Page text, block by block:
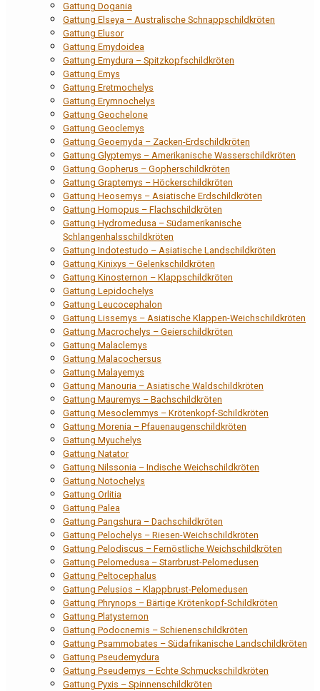
Gattung Dogania
Gattung Elseya – Australische Schnappschildkröten
Gattung Elusor
Gattung Emydoidea
Gattung Emydura – Spitzkopfschildkröten
Gattung Emys
Gattung Eretmochelys
Gattung Erymnochelys
Gattung Geochelone
Gattung Geoclemys
Gattung Geoemyda – Zacken-Erdschildkröten
Gattung Glyptemys – Amerikanische Wasserschildkröten
Gattung Gopherus – Gopherschildkröten
Gattung Graptemys – Höckerschildkröten
Gattung Heosemys – Asiatische Erdschildkröten
Gattung Homopus – Flachschildkröten
Gattung Hydromedusa – Südamerikanische
Schlangenhalsschildkröten
Gattung Indotestudo – Asiatische Landschildkröten
Gattung Kinixys – Gelenkschildkröten
Gattung Kinosternon – Klappschildkröten
Gattung Lepidochelys
Gattung Leucocephalon
Gattung Lissemys – Asiatische Klappen-Weichschildkröten
Gattung Macrochelys – Geierschildkröten
Gattung Malaclemys
Gattung Malacochersus
Gattung Malayemys
Gattung Manouria – Asiatische Waldschildkröten
Gattung Mauremys – Bachschildkröten
Gattung Mesoclemmys – Krötenkopf-Schildkröten
Gattung Morenia – Pfauenaugenschildkröten
Gattung Myuchelys
Gattung Natator
Gattung Nilssonia – Indische Weichschildkröten
Gattung Notochelys
Gattung Orlitia
Gattung Palea
Gattung Pangshura – Dachschildkröten
Gattung Pelochelys – Riesen-Weichschildkröten
Gattung Pelodiscus – Fernöstliche Weichschildkröten
Gattung Pelomedusa – Starrbrust-Pelomedusen
Gattung Peltocephalus
Gattung Pelusios – Klappbrust-Pelomedusen
Gattung Phrynops – Bärtige Krötenkopf-Schildkröten
Gattung Platysternon
Gattung Podocnemis – Schienenschildkröten
Gattung Psammobates – Südafrikanische Landschildkröten
Gattung Pseudemydura
Gattung Pseudemys – Echte Schmuckschildkröten
Gattung Pyxis – Spinnenschildkröten